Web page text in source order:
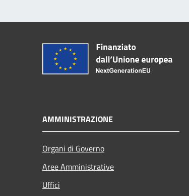
AMMINISTRAZIONE
Organi di Governo
Aree Amministrative
Uffici